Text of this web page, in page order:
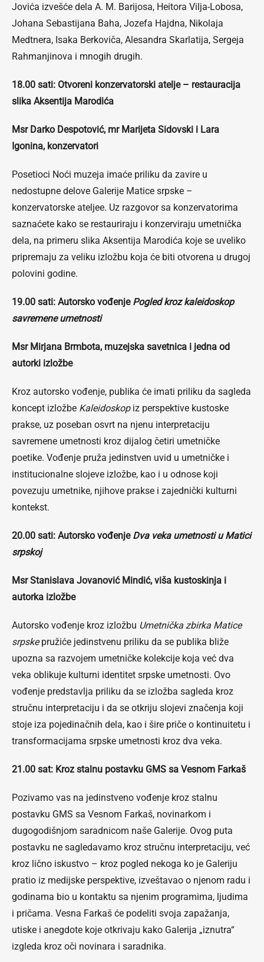
Jovića izvešće dela A. M. Barijosa, Heitora Vilja-Lobosa,
Johana Sebastijana Baha, Jozefa Hajdna, Nikolaja
Medtnera, Isaka Berkoviča, Alesandra Skarlatija, Sergeja
Rahmanjinova i mnogih drugih.
18.00 sati: Otvoreni konzervatorski atelje – restauracija
slika Aksentija Marodića
Msr Darko Despotović, mr Marijeta Sidovski i Lara
Igonina, konzervatori
Posetioci Noći muzeja imaće priliku da zavire u
nedostupne delove Galerije Matice srpske –
konzervatorske ateljee. Uz razgovor sa konzervatorima
saznaćete kako se restauriraju i konzerviraju umetnička
dela, na primeru slika Aksentija Marodića koje se uveliko
pripremaju za veliku izložbu koja će biti otvorena u drugoj
polovini godine.
19.00 sati: Autorsko vođenje Pogled kroz kaleidoskop
savremene umetnosti
Msr Mirjana Brmbota, muzejska savetnica i jedna od
autorki izložbe
Kroz autorsko vođenje, publika će imati priliku da sagleda
koncept izložbe Kaleidoskopiz perspektive kustoske
prakse, uz poseban osvrt na njenu interpretaciju
savremene umetnosti kroz dijalog četiri umetničke
poetike. Vođenje pruža jedinstven uvid u umetničke i
institucionalne slojeve izložbe, kao i u odnose koji
povezuju umetnike, njihove prakse i zajednički kulturni
kontekst.
20.00 sati: Autorsko vođenje Dva veka umetnosti u Matici
srpskoj
Msr Stanislava Jovanović Mindić, viša kustoskinja i
autorka izložbe
Autorsko vođenje kroz izložbu Umetnička zbirka Matice
srpskepružiće jedinstvenu priliku da se publika bliže
upozna sa razvojem umetničke kolekcije koja već dva
veka oblikuje kulturni identitet srpske umetnosti. Ovo
vođenje predstavlja priliku da se izložba sagleda kroz
stručnu interpretaciju i da se otkriju slojevi značenja koji
stoje iza pojedinačnih dela, kao i šire priče o kontinuitetu i
transformacijama srpske umetnosti kroz dva veka.
21.00 sat: Kroz stalnu postavku GMS sa Vesnom Farkaš
Pozivamo vas na jedinstveno vođenje kroz stalnu
postavku GMS sa Vesnom Farkaš, novinarkom i
dugogodišnjom saradnicom naše Galerije. Ovog puta
postavku ne sagledavamo kroz stručnu interpretaciju, već
kroz lično iskustvo – kroz pogled nekoga ko je Galeriju
pratio iz medijske perspektive, izveštavao o njenom radu i
godinama bio u kontaktu sa njenim programima, ljudima
i pričama. Vesna Farkaš će podeliti svoja zapažanja,
utiske i anegdote koje otkrivaju kako Galerija „iznutra“
izgleda kroz oči novinara i saradnika.